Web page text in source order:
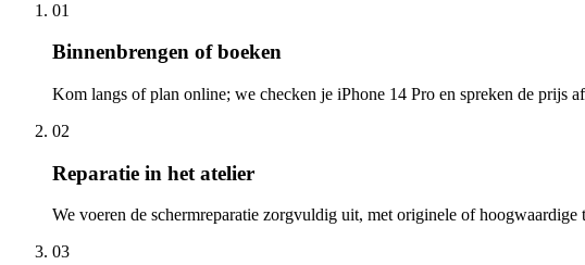
01
Binnenbrengen of boeken
Kom langs of plan online; we checken je iPhone 14 Pro en spreken de prijs
02
Reparatie in het atelier
We voeren de schermreparatie zorgvuldig uit, met originele of
03